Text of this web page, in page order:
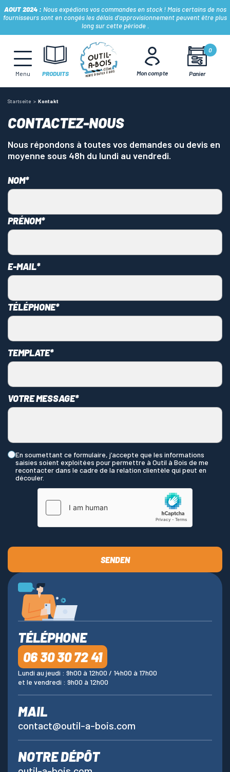
AOUT 2024 : Nous expédions vos commandes en stock ! Mais certains de nos
fournisseurs sont en congés les délais d'approvisionnement peuvent être plus
long sur cette période .
Menu PRODUITS Mon compte Panier
0
MÈCHES, FRAISES & FORETS
LAMES & DISQUES
OUTILS À MAIN
OUTILS DE TOUPIE
Startseite Kontakt
CONTACTEZ-NOUS
Nous répondons à toutes vos demandes ou devis en
moyenne sous 48h du lundi au vendredi.
TÉLÉPHONE
06 30 30 72 41
Lundi au jeudi : 9h00 à 12h00 / 14h00 à 17h00
et le vendredi : 9h00 à 12h00
MAIL
contact@outil-a-bois.com
NOTRE DÉPÔT
NOM*
PRÉNOM*
E-MAIL*
TÉLÉPHONE*
TEMPLATE*
VOTRE MESSAGE*
En soumettant ce formulaire, j’accepte que les informations
saisies soient exploitées pour permettre à Outil à Bois de me
recontacter dans le cadre de la relation clientèle qui peut en
découler.
SENDEN